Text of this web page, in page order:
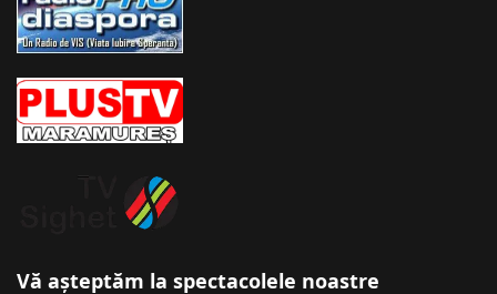
Vă așteptăm la spectacolele noastre